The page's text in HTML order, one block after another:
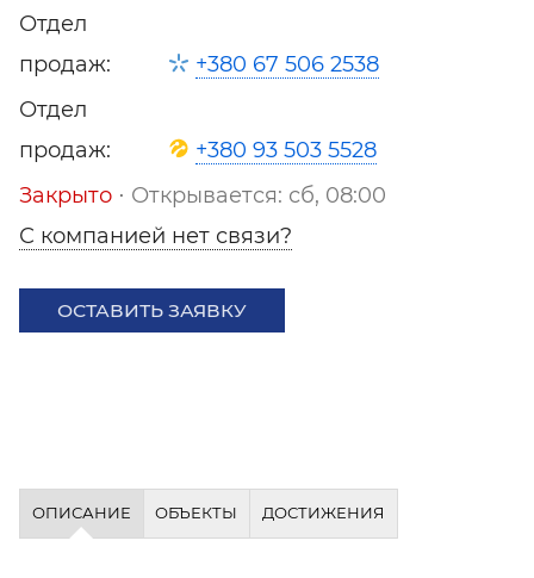
Отдел
продаж:
+380 67 506 2538
Отдел
продаж:
+380 93 503 5528
Закрыто ⋅ Открывается: сб, 08:00
С компанией нет связи?
ОСТАВИТЬ ЗАЯВКУ
ОПИСАНИЕ ОБЪЕКТЫ ДОСТИЖЕНИЯ